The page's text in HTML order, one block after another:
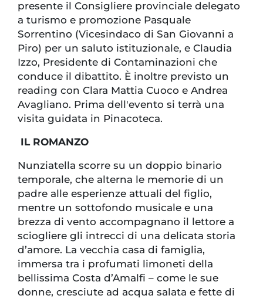
presente il Consigliere provinciale delegato
a turismo e promozione Pasquale
Sorrentino (Vicesindaco di San Giovanni a
Piro) per un saluto istituzionale, e Claudia
Izzo, Presidente di Contaminazioni che
conduce il dibattito. È inoltre previsto un
reading con Clara Mattia Cuoco e Andrea
Avagliano. Prima dell'evento si terrà una
visita guidata in Pinacoteca.
IL ROMANZO
Nunziatella scorre su un doppio binario
temporale, che alterna le memorie di un
padre alle esperienze attuali del figlio,
mentre un sottofondo musicale e una
brezza di vento accompagnano il lettore a
sciogliere gli intrecci di una delicata storia
d’amore. La vecchia casa di famiglia,
immersa tra i profumati limoneti della
bellissima Costa d’Amalfi – come le sue
donne, cresciute ad acqua salata e fette di